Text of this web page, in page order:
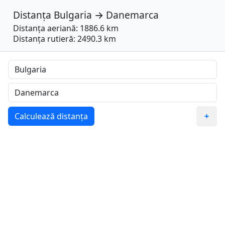
Distanța Bulgaria → Danemarca
Distanța aeriană: 1886.6 km
Distanța rutieră: 2490.3 km
Calculează distanța +